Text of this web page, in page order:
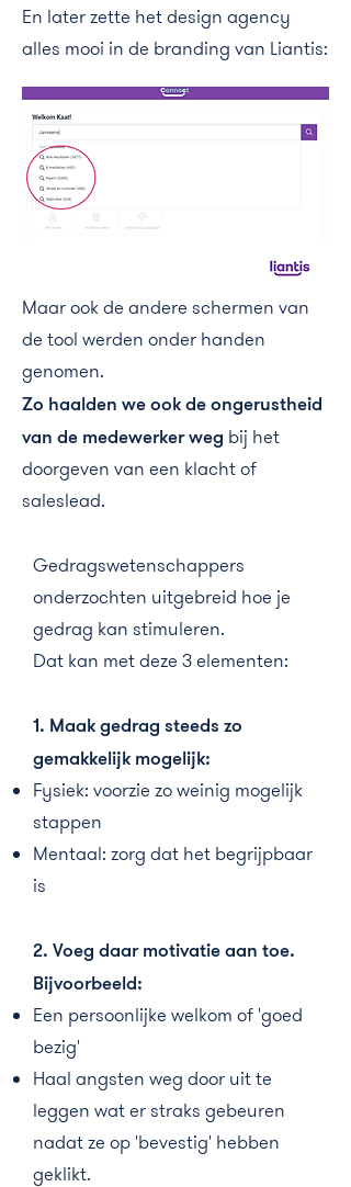
En later zette het design agency
alles mooi in de branding van Liantis:
Maar ook de andere schermen van
de tool werden onder handen
genomen.
Zo haalden we ook de ongerustheid
van de medewerker weg bij het
doorgeven van een klacht of
saleslead.
Gedragswetenschappers
onderzochten uitgebreid hoe je
gedrag kan stimuleren.
Dat kan met deze 3 elementen:
1. Maak gedrag steeds zo
gemakkelijk mogelijk:
Fysiek: voorzie zo weinig mogelijk
stappen
Mentaal: zorg dat het begrijpbaar
is
2. Voeg daar motivatie aan toe.
Bijvoorbeeld:
Een persoonlijke welkom of 'goed
bezig'
Haal angsten weg door uit te
leggen wat er straks gebeuren
nadat ze op 'bevestig' hebben
geklikt.